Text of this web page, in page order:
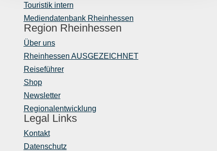
Touristik intern
Mediendatenbank Rheinhessen
Region Rheinhessen
Über uns
Rheinhessen AUSGEZEICHNET
Reiseführer
Shop
Newsletter
Regionalentwicklung
Legal Links
Kontakt
Datenschutz